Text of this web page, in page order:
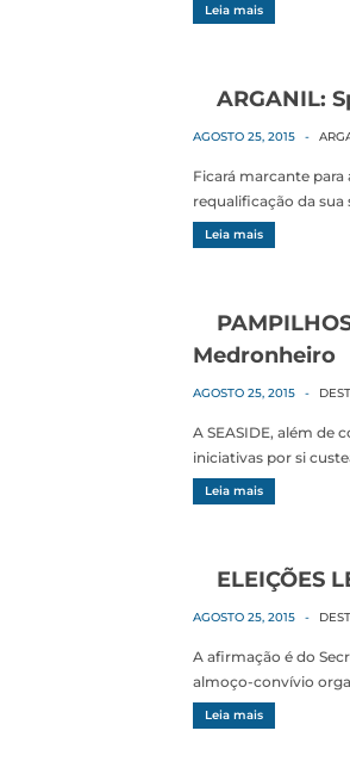
Leia mais
ARGANIL:
AGOSTO 25, 2015 -
Ficará marcante
requalificação da sua
Leia mais
Medronheiro
AGOSTO 25, 2015 -
A SEASIDE, além de
iniciativas por si
Leia mais
ELEIÇÕES
AGOSTO 25, 2015 -
A afirmação é do
almoço-convívio
Leia mais